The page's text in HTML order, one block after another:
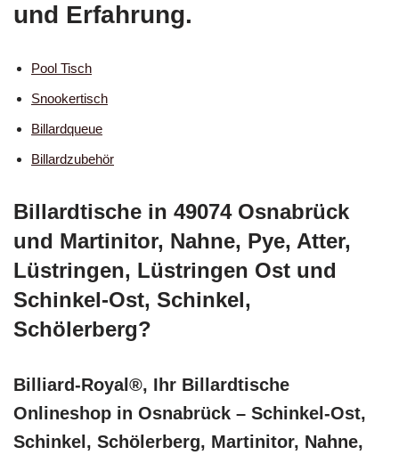
und Erfahrung.
Pool Tisch
Snookertisch
Billardqueue
Billardzubehör
Billardtische in 49074 Osnabrück
und Martinitor, Nahne, Pye, Atter,
Lüstringen, Lüstringen Ost und
Schinkel-Ost, Schinkel,
Schölerberg?
Billiard-Royal®, Ihr Billardtische
Onlineshop in Osnabrück – Schinkel-Ost,
Schinkel, Schölerberg, Martinitor, Nahne,